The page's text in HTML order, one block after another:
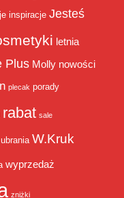
inspiracje Jesteś
letnia
Plus Molly nowości
plecak porady
rabat sale
ubrania W.Kruk
wyprzedaż
zniżki